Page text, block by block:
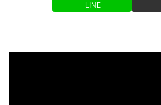
LINE